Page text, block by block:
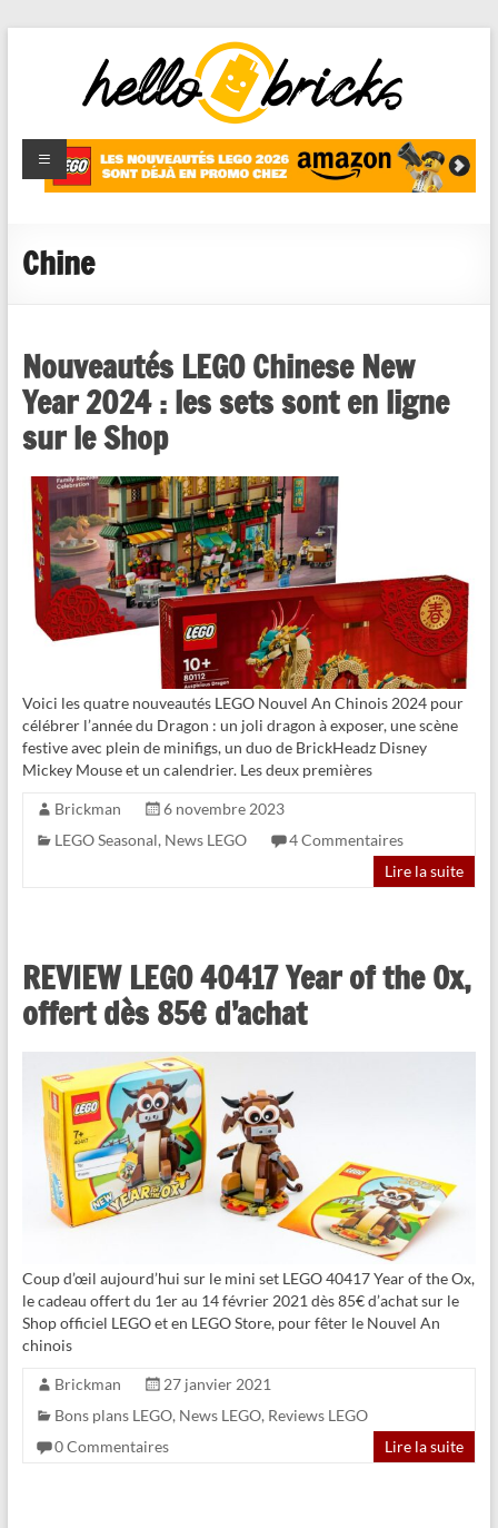
HelloBricks
Blog LEGO,
nouveaut�s
reviews
Chine
Nouveautés LEGO Chinese New
Year 2024 : les sets sont en ligne
sur le Shop
Voici les quatre nouveautés LEGO Nouvel An Chinois 2024 pour
célébrer l’année du Dragon : un joli dragon à exposer, une scène
festive avec plein de minifigs, un duo de BrickHeadz Disney
Mickey Mouse et un calendrier. Les deux premières
Brickman
6 novembre 2023
LEGO Seasonal, News LEGO
4 Commentaires
Lire la suite
REVIEW LEGO 40417 Year of the Ox,
offert dès 85€ d’achat
Coup d’œil aujourd’hui sur le mini set LEGO 40417 Year of the Ox,
le cadeau offert du 1er au 14 février 2021 dès 85€ d’achat sur le
Shop officiel LEGO et en LEGO Store, pour fêter le Nouvel An
chinois
Brickman
27 janvier 2021
Bons plans LEGO, News LEGO, Reviews LEGO
0 Commentaires
Lire la suite